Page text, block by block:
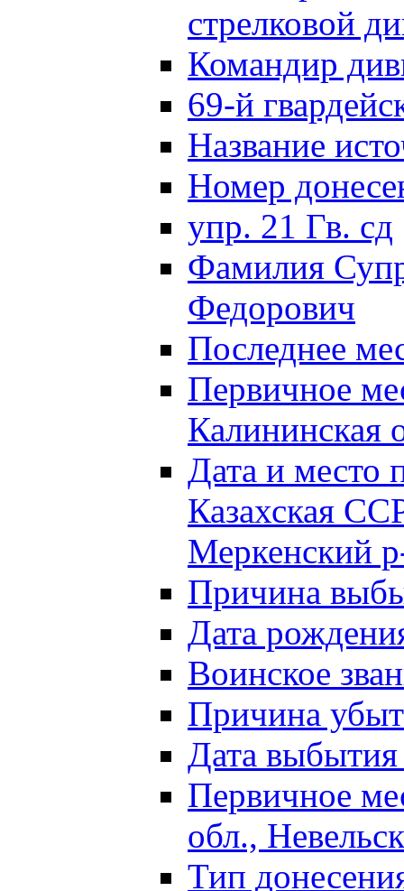
стрелковой
Командир
69-й
Название
Номер
упр. 21 Гв. сд
Фамилия
Федорович
Последнее
Первичное
Калининская
Дата и
Казахская
Меркенский
Причина
Дата
Воинское
Причина
Дата
Первичное
обл.,
Тип